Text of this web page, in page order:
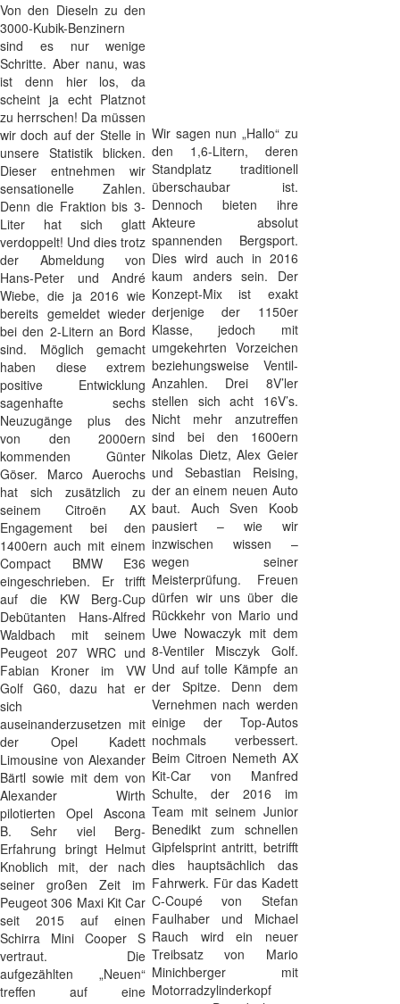
Von den Dieseln zu den
3000-Kubik-Benzinern
sind es nur wenige
Schritte. Aber nanu, was
ist denn hier los, da
scheint ja echt Platznot
zu herrschen! Da müssen
wir doch auf der Stelle in
unsere Statistik blicken.
Dieser entnehmen wir
sensationelle Zahlen.
Denn die Fraktion bis 3-
Liter hat sich glatt
verdoppelt! Und dies trotz
der Abmeldung von
Hans-Peter und André
Wiebe, die ja 2016 wie
bereits gemeldet wieder
bei den 2-Litern an Bord
sind. Möglich gemacht
haben diese extrem
positive Entwicklung
sagenhafte sechs
Neuzugänge plus des
von den 2000ern
kommenden Günter
Göser. Marco Auerochs
hat sich zusätzlich zu
seinem Citroën AX
Engagement bei den
1400ern auch mit einem
Compact BMW E36
eingeschrieben. Er trifft
auf die KW Berg-Cup
Debütanten Hans-Alfred
Waldbach mit seinem
Peugeot 207 WRC und
Fabian Kroner im VW
Golf G60, dazu hat er
sich
auseinanderzusetzen mit
der Opel Kadett
Limousine von Alexander
Bärtl sowie mit dem von
Alexander Wirth
pilotierten Opel Ascona
B. Sehr viel Berg-
Erfahrung bringt Helmut
Knoblich mit, der nach
seiner großen Zeit im
Peugeot 306 Maxi Kit Car
seit 2015 auf einen
Schirra Mini Cooper S
vertraut. Die
aufgezählten „Neuen“
treffen auf eine
Wir sagen nun „Hallo“ zu
den 1,6-Litern, deren
Standplatz traditionell
überschaubar ist.
Dennoch bieten ihre
Akteure absolut
spannenden Bergsport.
Dies wird auch in 2016
kaum anders sein. Der
Konzept-Mix ist exakt
derjenige der 1150er
Klasse, jedoch mit
umgekehrten Vorzeichen
beziehungsweise Ventil-
Anzahlen. Drei 8V’ler
stellen sich acht 16V’s.
Nicht mehr anzutreffen
sind bei den 1600ern
Nikolas Dietz, Alex Geier
und Sebastian Reising,
der an einem neuen Auto
baut. Auch Sven Koob
pausiert – wie wir
inzwischen wissen –
wegen seiner
Meisterprüfung. Freuen
dürfen wir uns über die
Rückkehr von Mario und
Uwe Nowaczyk mit dem
8-Ventiler Misczyk Golf.
Und auf tolle Kämpfe an
der Spitze. Denn dem
Vernehmen nach werden
einige der Top-Autos
nochmals verbessert.
Beim Citroen Nemeth AX
Kit-Car von Manfred
Schulte, der 2016 im
Team mit seinem Junior
Benedikt zum schnellen
Gipfelsprint antritt, betrifft
dies hauptsächlich das
Fahrwerk. Für das Kadett
C-Coupé von Stefan
Faulhaber und Michael
Rauch wird ein neuer
Treibsatz von Mario
Minichberger mit
Motorradzylinderkopf